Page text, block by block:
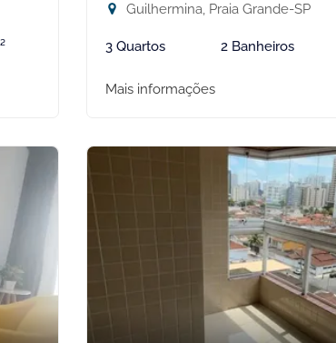
Guilhermina, Praia Grande-SP
3 Quartos 2 Banheiros
Mais informações